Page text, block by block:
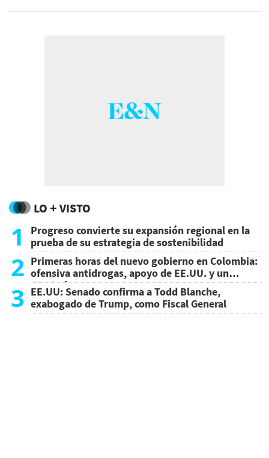
LO + VISTO
1
Progreso convierte su expansión regional en la
prueba de su estrategia de sostenibilidad
2 Primeras horas del nuevo gobierno en Colombia:
ofensiva antidrogas, apoyo de EE.UU. y un
atentado
3 EE.UU: Senado confirma a Todd Blanche,
exabogado de Trump, como Fiscal General